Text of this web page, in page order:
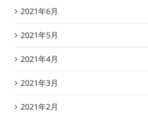
2021年6月
2021年5月
2021年4月
2021年3月
2021年2月